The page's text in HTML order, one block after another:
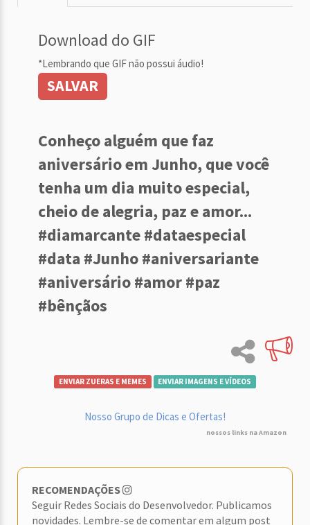
Download do GIF
*Lembrando que GIF não possui áudio!
SALVAR
Conheço alguém que faz
aniversário em Junho, que você
tenha um dia muito especial,
cheio de alegria, paz e amor...
#diamarcante #dataespecial
#data #Junho #aniversariante
#aniversário #amor #paz
#bênçãos
ENVIAR ZUERAS E MEMES ENVIAR IMAGENS E VÍDEOS
Nosso Grupo de Dicas e Ofertas!
nossos links na Amazon
RECOMENDAÇÕES
Seguir Redes Sociais do Desenvolvedor. Publicamos
novidades. Lembre-se de comentar em algum post